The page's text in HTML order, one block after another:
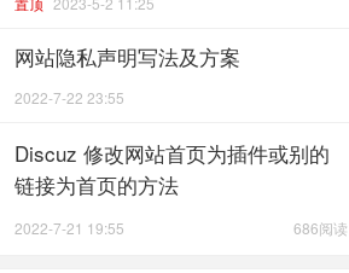
网站隐私声明写法及方案
2022-7-22 23:55
Discuz 修改网站首页为插件或别的
链接为首页的方法
686阅读
2022-7-21 19:55